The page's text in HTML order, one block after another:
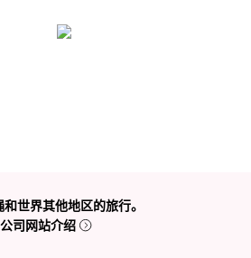
世界其他地区的旅行。
公司网站介绍